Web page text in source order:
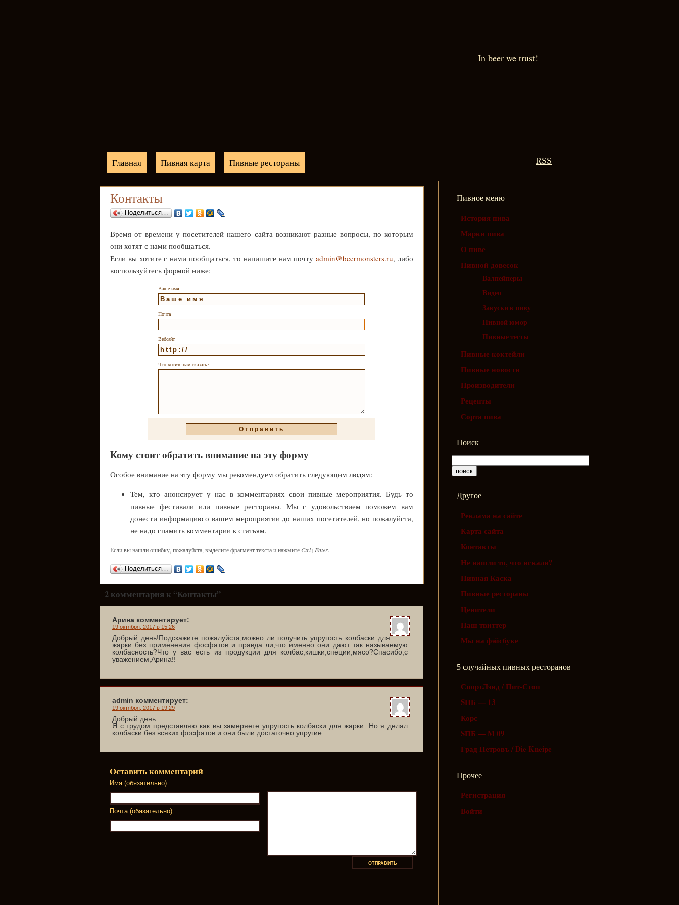
In beer we trust!
RSS
Главная Пивная карта Пивные рестораны
Контакты
Поделиться…
Время от времени у посетителей нашего сайта возникают разные вопросы, по которым
они хотят с нами пообщаться.
Если вы хотите с нами пообщаться, то напишите нам почтуadmin@beermonsters.ru, либо
воспользуйтесь формой ниже:
Ваше имя
Почта
Вебсайт
Что хотите нам сказать?
Кому стоит обратить внимание на эту форму
Особое внимание на эту форму мы рекомендуем обратить следующим людям:
Тем, кто анонсирует у нас в комментариях свои пивные мероприятия. Будь то
пивные фестивали или пивные рестораны. Мы с удовольствием поможем вам
донести информацию о вашем мероприятии до наших посетителей, но пожалуйста,
не надо спамить комментарии к статьям.
Если вы нашли ошибку, пожалуйста, выделите фрагмент текста и нажмите Ctrl+Enter.
Поделиться…
2 комментария к “Контакты”
Арина комментирует:
19 октября, 2017 в 15:26
Добрый день!Подскажите пожалуйста,можно ли получить упругость колбаски для
жарки без применения фосфатов и правда ли,что именно они дают так называемую
колбасность?Что у вас есть из продукции для колбас,кишки,специи,мясо?Спасибо,с
уважением,Арина!!
admin комментирует:
19 октября, 2017 в 19:29
Добрый день.
Я с трудом представляю как вы замеряете упругость колбаски для жарки. Но я делал
колбаски без всяких фосфатов и они были достаточно упругие.
Оставить комментарий
Имя (обязательно)
Почта (обязательно)
Пивное меню
История пива
Марки пива
О пиве
Пивной довесок
Валпейперы
Видео
Закуски к пиву
Пивной юмор
Пивные тесты
Пивные коктейли
Пивные новости
Производители
Рецепты
Сорта пива
Поиск
Другое
Реклама на сайте
Карта сайта
Контакты
Не нашли то, что искали?
Пивная Каска
Пивные рестораны
Ценители
Наш твиттер
Мы на фэйсбуке
5 случайных пивных ресторанов
СпортЛэнд / Пит-Стоп
SПБ — 13
Корс
SПБ — M 09
Град Петровъ / Die Kneipe
Прочее
Регистрация
Войти